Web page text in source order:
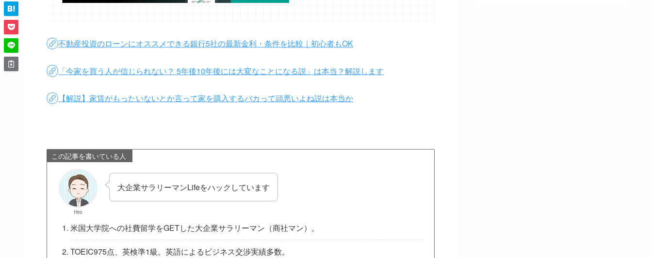
不動産投資のローンにオススメできる銀行5社の最新金利・条件を比較｜初心者もOK
「今家を買う人が信じられない？ 5年後10年後には大変なことになる説」は本当？解説します
【解説】家賃がもったいないとか言って家を購入するバカって頭悪いよね説は本当か
この記事を書いている人
Hiro
大企業サラリーマンLifeをハックしています
米国大学院への社費留学をGETした大企業サラリーマン（商社マン）。
TOEIC975点、英検準1級。英語によるビジネス交渉実績多数。